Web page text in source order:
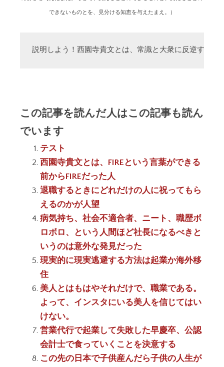
できないものとを、見分ける知恵を与えたまえ。）
説明しよう！西園寺貴文とは、常識と大衆に反逆する
この記事を読んだ人はこの記事も読ん
でいます
テスト
西園寺貴文とは、FIREという言葉ができる
前からFIREだった人
退職するときにどれだけの人に祝ってもら
えるのかが人望
病気持ち、社会不適合者、ニート、職歴ボ
ロボロ、という人間ほど社長になるべきと
いうのは意外な発見だった
現実的に現実逃避する方法は起業か海外移
住
美人とはもはやそれだけで、職業である。
よって、インスタにいる美人を信じてはい
けない。
営業代行で起業して失敗した早慶卒、公認
会計士で食っていくことを決意する
この先の日本で子供産んだら子供の人生が